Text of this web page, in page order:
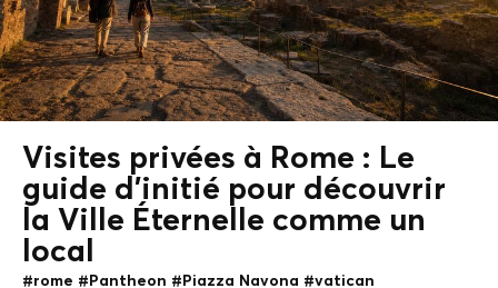
Visites privées à Rome : Le
guide d'initié pour découvrir
la Ville Éternelle comme un
local
#rome #Pantheon #Piazza Navona #vatican